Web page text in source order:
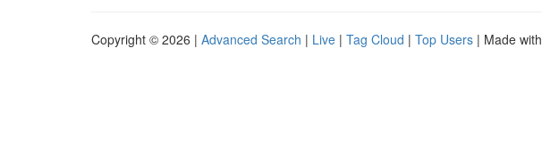
Copyright © 2026 | Advanced Search | Live | Tag Cloud | Top Users | Made with